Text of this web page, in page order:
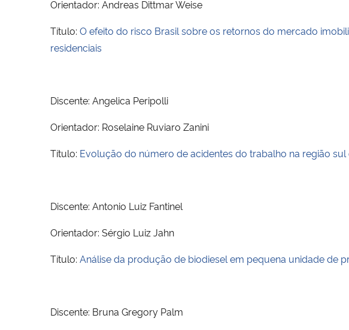
Orientador: Andreas Dittmar Weise
Título: O efeito do risco Brasil sobre os retornos do mercado
residenciais
Discente: Angelica Peripolli
Orientador: Roselaine Ruviaro Zanini
Título: Evolução do número de acidentes do trabalho na região
Discente: Antonio Luiz Fantinel
Orientador: Sérgio Luiz Jahn
Título: Análise da produção de biodiesel em pequena unidade de
Discente: Bruna Gregory Palm